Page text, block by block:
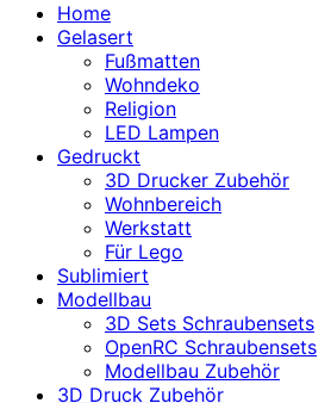
Home
Gelasert
Fußmatten
Wohndeko
Religion
LED Lampen
Gedruckt
3D Drucker Zubehör
Wohnbereich
Werkstatt
Für Lego
Sublimiert
Modellbau
3D Sets Schraubensets
OpenRC Schraubensets
Modellbau Zubehör
3D Druck Zubehör